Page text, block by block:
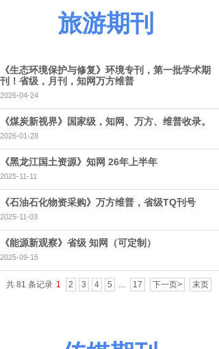
旅游期刊
《生态环境保护与修复》环境专刊，第一批学术期
刊！省级，月刊，知网万方维普
2026-04-24
《煤炭新视界》国家级，知网、万方、维普收录。
2026-01-28
《黑龙江国土资源》知网 26年上半年
2025-11-11
《石油石化物资采购》万方维普，省级TQ刊号
2025-11-03
《能源新观察》省级 知网（可定制）
2025-09-15
共 81 条记录 1 2 3 4 5 … 17 下一页> 末页